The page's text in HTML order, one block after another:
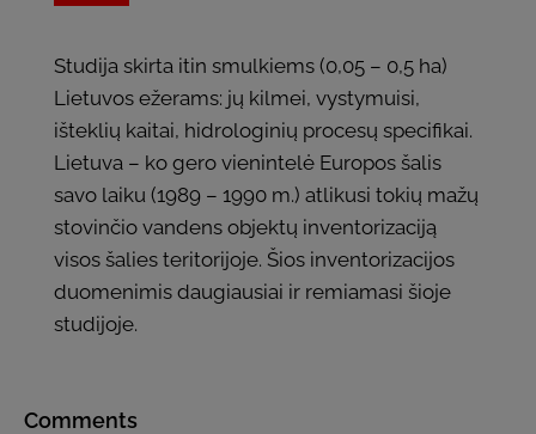
Studija skirta itin smulkiems (0,05 – 0,5 ha)
Lietuvos ežerams: jų kilmei, vystymuisi,
išteklių kaitai, hidrologinių procesų specifikai.
Lietuva – ko gero vienintelė Europos šalis
savo laiku (1989 – 1990 m.) atlikusi tokių mažų
stovinčio vandens objektų inventorizaciją
visos šalies teritorijoje. Šios inventorizacijos
duomenimis daugiausiai ir remiamasi šioje
studijoje.
Comments